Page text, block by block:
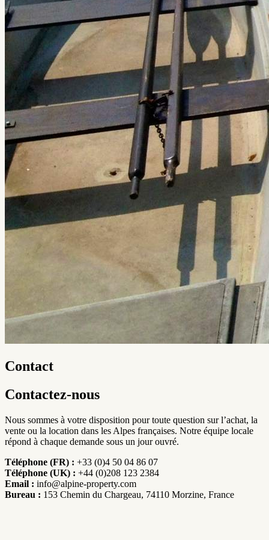
Contact
Contactez-nous
Nous sommes à votre disposition pour toute question sur l’achat, la
vente ou la location dans les Alpes françaises. Notre équipe locale
répond à chaque demande sous un jour ouvré.
Téléphone (FR) : +33 (0)4 50 04 86 07
Téléphone (UK) : +44 (0)208 123 2384
Email : info@alpine-property.com
Bureau : 153 Chemin du Chargeau, 74110 Morzine, France